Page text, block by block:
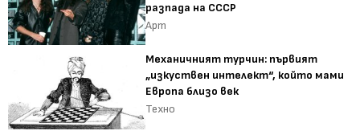
разпада на СССР
Арт
Механичният турчин: първият
„изкуствен интелект“, който мами
Европа близо век
Техно